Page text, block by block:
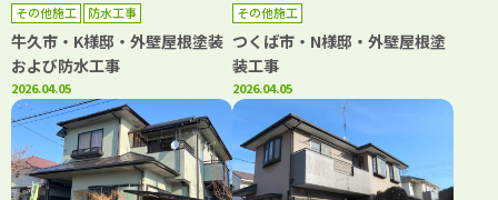
その他施工 防水工事
牛久市・K様邸・外壁屋根塗装
および防水工事
2026.04.05
その他施工
つくば市・N様邸・外壁屋根塗
装工事
2026.04.05